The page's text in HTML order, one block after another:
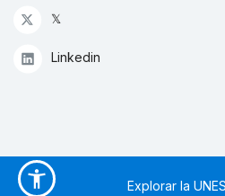
𝕏
Linkedin
Explorar la